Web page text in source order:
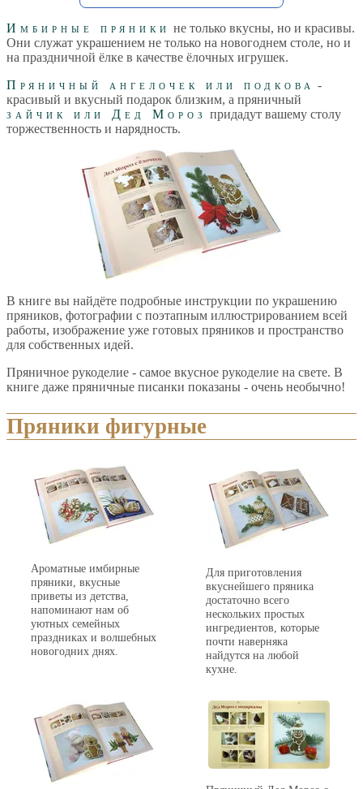
Имбирные пряники не только вкусны, но и красивы.
Они служат украшением не только на новогоднем столе, но и
на праздничной ёлке в качестве ёлочных игрушек.
Пряничный ангелочек или подкова -
красивый и вкусный подарок близким, а пряничный
зайчик или Дед Мороз придадут вашему столу
торжественность и нарядность.
В книге вы найдёте подробные инструкции по украшению
пряников, фотографии с поэтапным иллюстрированием всей
работы, изображение уже готовых пряников и пространство
для собственных идей.
Пряничное рукоделие - самое вкусное рукоделие на свете. В
книге даже пряничные писанки показаны - очень необычно!
Пряники фигурные
Ароматные имбирные
пряники, вкусные
приветы из детства,
напоминают нам об
уютных семейных
праздниках и волшебных
новогодних днях.
Для приготовления
вкуснейшего пряника
достаточно всего
нескольких простых
ингредиентов, которые
почти наверняка
найдутся на любой
кухне.